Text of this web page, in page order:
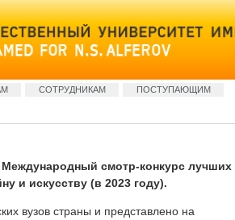
СОТРУДНИКАМ ПОСТУПАЮЩИМ
смотр-конкурс лучших
и искусству (в 2023 году).
вузов страны и представлено на